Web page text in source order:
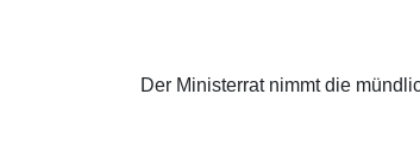
Der Ministerrat nimmt die